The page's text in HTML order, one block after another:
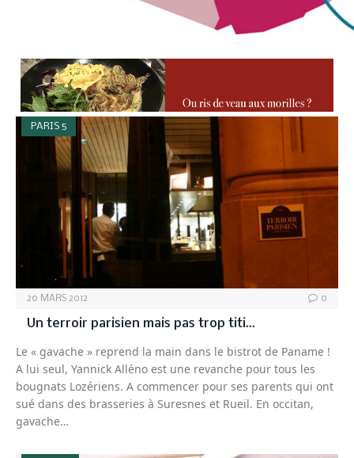
PARIS 5
20 MARS 2012 0
Un terroir parisien mais pas trop titi…
Le « gavache » reprend la main dans le bistrot de Paname !
A lui seul, Yannick Alléno est une revanche pour tous les
bougnats Lozériens. A commencer pour ses parents qui ont
sué dans des brasseries à Suresnes et Rueil. En occitan,
gavache…